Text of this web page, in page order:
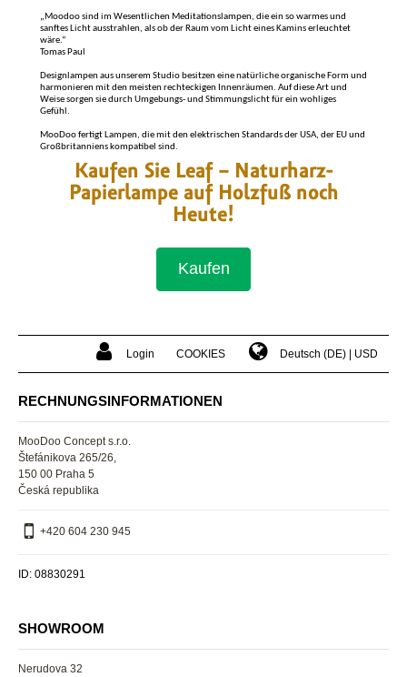
„Moodoo sind im Wesentlichen Meditationslampen, die ein so warmes und
sanftes Licht ausstrahlen, als ob der Raum vom Licht eines Kamins erleuchtet
wäre.“
Tomas Paul
Designlampen aus unserem Studio besitzen eine natürliche organische Form und
harmonieren mit den meisten rechteckigen Innenräumen. Auf diese Art und
Weise sorgen sie durch Umgebungs- und Stimmungslicht für ein wohliges
Gefühl.
MooDoo fertigt Lampen, die mit den elektrischen Standards der USA, der EU und
Großbritanniens kompatibel sind.
Kaufen Sie Leaf – Naturharz-
Papierlampe auf Holzfuß noch
Heute!
Kaufen
Miriam 30. 12. 2021
Freue mich jeden Abend an der Lampe, wenn es
Purchased item:
Leaf – Naturharz-Papierlampe auf Holzfuß
Login COOKIES Deutsch (DE) USD
RECHNUNGSINFORMATIONEN
MooDoo Concept s.r.o.
Štefánikova 265/26,
150 00 Praha 5
Česká republika
+420 604 230 945
ID: 08830291
SHOWROOM
Nerudova 32